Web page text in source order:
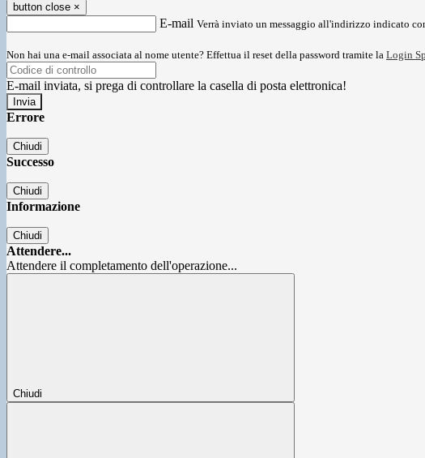
button close ×
E-mail Verrà inviato un messaggio all'indirizzo indicato
Non hai una e-mail associata al nome utente? Effettua il reset della password tramite la Login
E-mail inviata, si prega di controllare la casella di posta elettronica!
Errore
Chiudi
Successo
Chiudi
Informazione
Chiudi
Attendere...
Attendere il completamento dell'operazione...
Chiudi